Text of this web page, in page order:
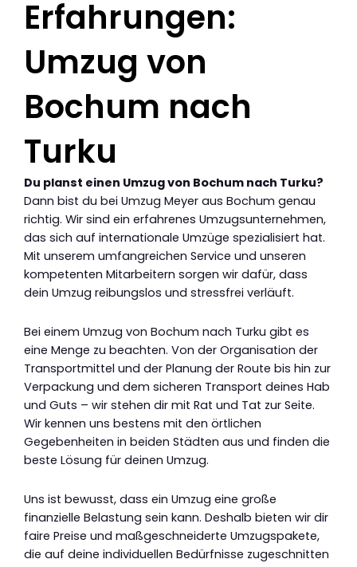
Erfahrungen:
Umzug von
Bochum nach
Turku
Du planst einen Umzug von Bochum nach Turku?
Dann bist du bei Umzug Meyer aus Bochum genau
richtig. Wir sind ein erfahrenes Umzugsunternehmen,
das sich auf internationale Umzüge spezialisiert hat.
Mit unserem umfangreichen Service und unseren
kompetenten Mitarbeitern sorgen wir dafür, dass
dein Umzug reibungslos und stressfrei verläuft.
Bei einem Umzug von Bochum nach Turku gibt es
eine Menge zu beachten. Von der Organisation der
Transportmittel und der Planung der Route bis hin zur
Verpackung und dem sicheren Transport deines Hab
und Guts – wir stehen dir mit Rat und Tat zur Seite.
Wir kennen uns bestens mit den örtlichen
Gegebenheiten in beiden Städten aus und finden die
beste Lösung für deinen Umzug.
Uns ist bewusst, dass ein Umzug eine große
finanzielle Belastung sein kann. Deshalb bieten wir dir
faire Preise und maßgeschneiderte Umzugspakete,
die auf deine individuellen Bedürfnisse zugeschnitten